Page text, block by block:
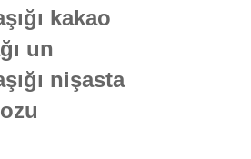
kakao
un
nişasta